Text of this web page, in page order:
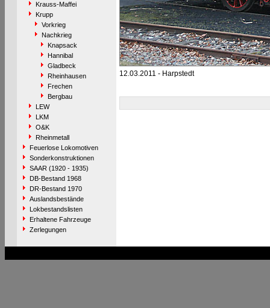
Krauss-Maffei
Krupp
Vorkrieg
Nachkrieg
Knapsack
Hannibal
Gladbeck
Rheinhausen
Frechen
Bergbau
LEW
LKM
O&K
Rheinmetall
Feuerlose Lokomotiven
Sonderkonstruktionen
SAAR (1920 - 1935)
DB-Bestand 1968
DR-Bestand 1970
Auslandsbestände
Lokbestandslisten
Erhaltene Fahrzeuge
Zerlegungen
12.03.2011 - Harpstedt